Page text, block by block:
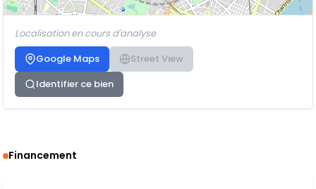
Localisation en cours d'analyse
Google Maps
Street View
Identifier ce bien
Financement